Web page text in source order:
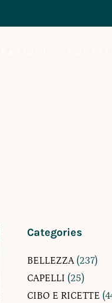
Categories
BELLEZZA(237)
CAPELLI (25)
CIBO E RICETTE